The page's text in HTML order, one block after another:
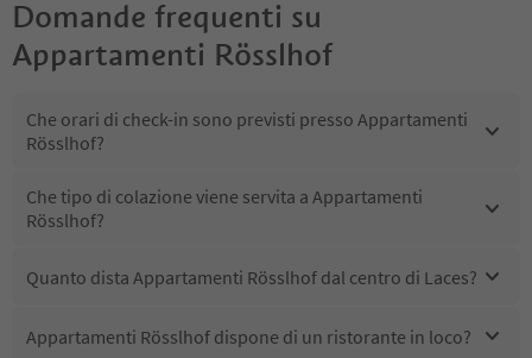
Domande frequenti su
Appartamenti Rösslhof
Che orari di check-in sono previsti presso Appartamenti
Rösslhof?
Che tipo di colazione viene servita a Appartamenti
Rösslhof?
Quanto dista Appartamenti Rösslhof dal centro di Laces?
Appartamenti Rösslhof dispone di un ristorante in loco?